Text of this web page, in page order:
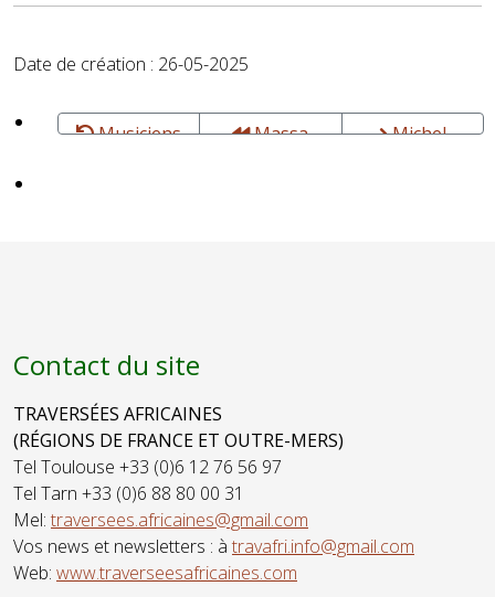
Date de création : 26-05-2025
Musiciens
Massa
Michel
Contact du site
TRAVERSÉES AFRICAINES
(RÉGIONS DE FRANCE ET OUTRE-MERS)
Tel Toulouse +33 (0)6 12 76 56 97
Tel Tarn +33 (0)6 88 80 00 31
Mel: traversees.africaines@gmail.com
Vos news et newsletters : à travafri.info@gmail.com
Web: www.traverseesafricaines.com